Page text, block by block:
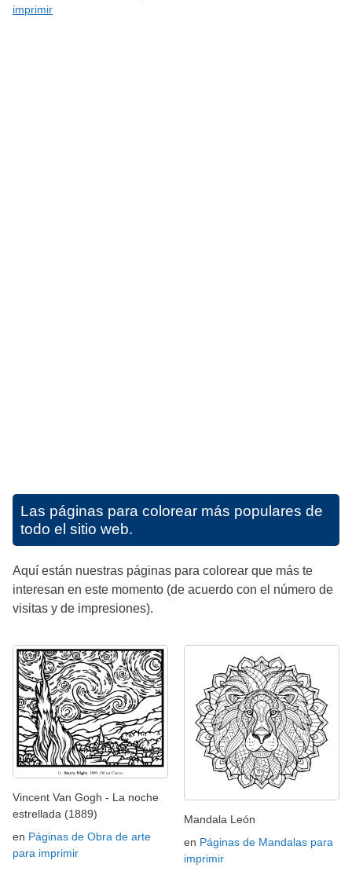
imprimir
Las páginas para colorear más populares de
todo el sitio web.
Aquí están nuestras páginas para colorear que más te
interesan en este momento (de acuerdo con el número de
visitas y de impresiones).
Vincent Van Gogh - La noche
estrellada (1889)
en Páginas de Obra de arte
para imprimir
Mandala León
en Páginas de Mandalas para
imprimir